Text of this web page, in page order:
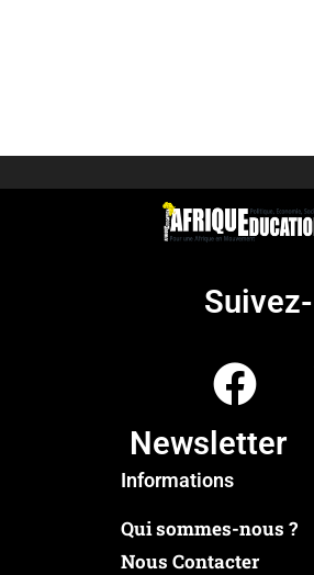
Newsletter
Informations
Qui sommes-nous ?
Nous Contacter